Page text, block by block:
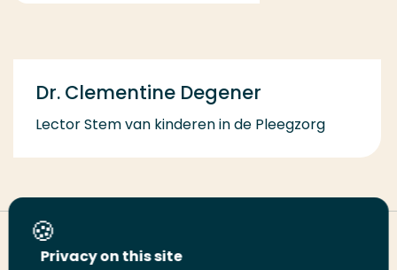
Dr. Clementine Degener
Lector Stem van kinderen in de Pleegzorg
Deel deze pagina
Privacy on this site